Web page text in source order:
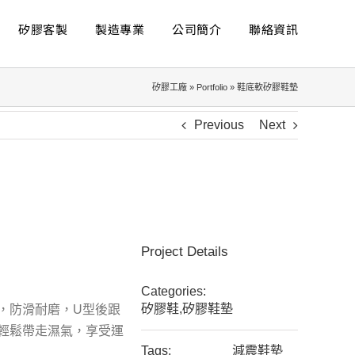
矽膠客製 製造專業 公司簡介 聯絡資訊
矽膠工廠 » Portfolio » 鞋底軟矽膠鞋墊
Previous Next
防滑耐磨，U型後跟
鬆帶走濕氣，享受運
Project Details
Categories:
矽膠鞋,矽膠鞋墊
Tags: 減震鞋墊